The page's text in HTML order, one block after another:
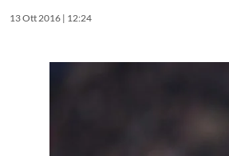
13 Ott 2016 | 12:24